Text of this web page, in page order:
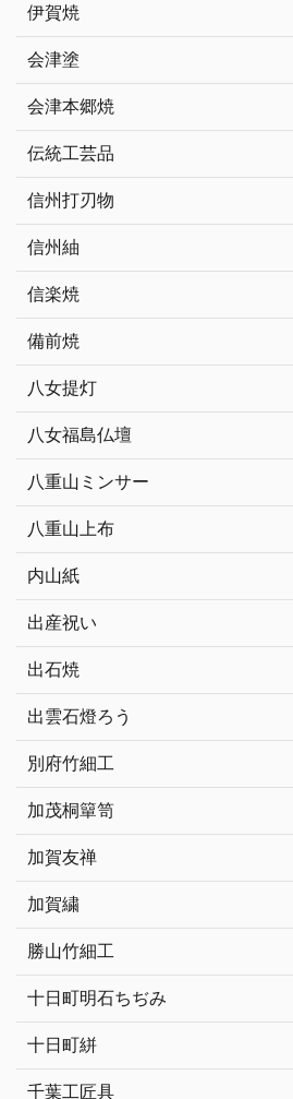
伊賀焼
会津塗
会津本郷焼
伝統工芸品
信州打刃物
信州紬
信楽焼
備前焼
八女提灯
八女福島仏壇
八重山ミンサー
八重山上布
内山紙
出産祝い
出石焼
出雲石燈ろう
別府竹細工
加茂桐簞笥
加賀友禅
加賀繍
勝山竹細工
十日町明石ちぢみ
十日町絣
千葉工匠具